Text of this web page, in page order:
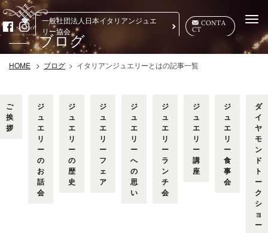
一般社団法人日本イタリアンジュエ
リー協会
CONTA
CT
ブログ
HOME ブログ イタリアンジュエリーとはの記事一覧
ご
挨
拶
ジ
ュ
エ
リ
ー
の
お
話
会
ジ
ュ
エ
リ
ー
の
歴
史
ジ
ュ
エ
リ
ー
フ
ェ
ア
ジ
ュ
エ
リ
ー
へ
の
思
い
ジ
ュ
エ
リ
ー
ラ
ン
チ
会
ジ
ュ
エ
リ
ー
講
座
ジ
ュ
エ
リ
ー
食
事
会
ダ
イ
ヤ
モ
ン
ド
ト
ー
ク
シ
ョ
ー